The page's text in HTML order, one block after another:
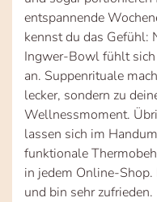
entspannende
kennst du das Gefühl:
Ingwer-Bowl fühlt
an. Suppenrituale
lecker, sondern zu
Wellnessmoment.
lassen sich im
funktionale
in jedem Online-Shop.
und bin sehr zufrieden.